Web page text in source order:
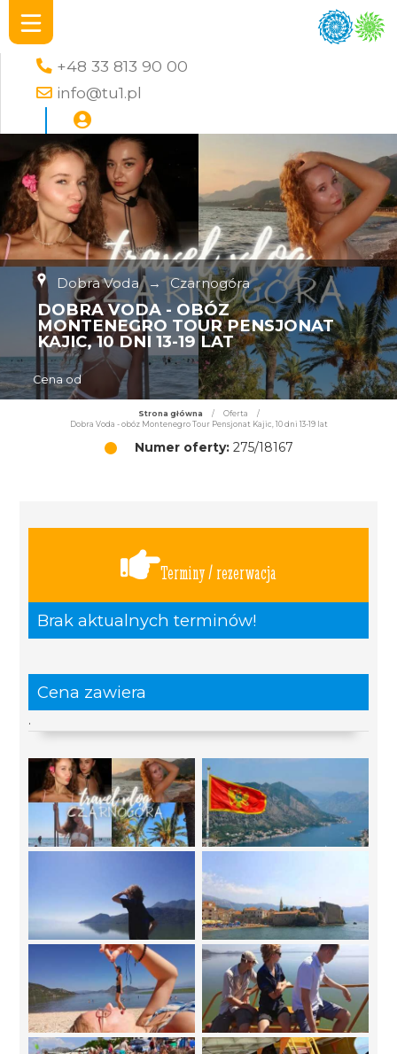
+48 33 813 90 00
info@tu1.pl
Dobra Voda → Czarnogóra
DOBRA VODA - OBÓZ
MONTENEGRO TOUR PENSJONAT
KAJIC, 10 DNI 13-19 LAT
Cena od
Strona główna / Oferta
/
Dobra Voda - obóz Montenegro Tour Pensjonat Kajic, 10 dni 13-19 lat
Numer oferty:275/18167
Terminy / rezerwacja
Brak aktualnych terminów!
Cena zawiera
.